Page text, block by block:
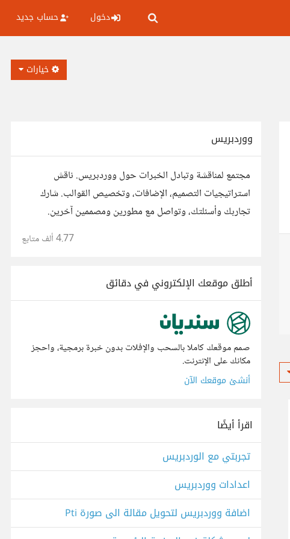
دخول حساب جديد
خيارات
ووردبريس
مجتمع لمناقشة وتبادل الخبرات حول ووردبريس. ناقش
استراتيجيات التصميم، الإضافات، وتخصيص القوالب. شارك
تجاربك وأسئلتك، وتواصل مع مطورين ومصممين آخرين.
4.77 ألف متابع
أطلق موقعك الإلكتروني في دقائق
صمم موقعك كاملا بالسحب والإفلات بدون خبرة برمجية، واحجز
مكانك على الإنترنت.
أنشئ موقعك الآن
اقرأ أيضًا
تجربتي مع الوردبريس
اعدادات ووردبريس
اضافة ووردبريس لتحويل مقالة الى صورة Pti